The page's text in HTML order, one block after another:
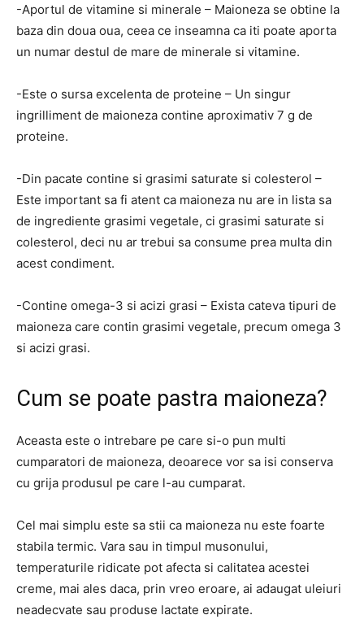
-Aportul de vitamine si minerale – Maioneza se obtine la
baza din doua oua, ceea ce inseamna ca iti poate aporta
un numar destul de mare de minerale si vitamine.
-Este o sursa excelenta de proteine – Un singur
ingrilliment de maioneza contine aproximativ 7 g de
proteine.
-Din pacate contine si grasimi saturate si colesterol –
Este important sa fi atent ca maioneza nu are in lista sa
de ingrediente grasimi vegetale, ci grasimi saturate si
colesterol, deci nu ar trebui sa consume prea multa din
acest condiment.
-Contine omega-3 si acizi grasi – Exista cateva tipuri de
maioneza care contin grasimi vegetale, precum omega 3
si acizi grasi.
Cum se poate pastra maioneza?
Aceasta este o intrebare pe care si-o pun multi
cumparatori de maioneza, deoarece vor sa isi conserva
cu grija produsul pe care l-au cumparat.
Cel mai simplu este sa stii ca maioneza nu este foarte
stabila termic. Vara sau in timpul musonului,
temperaturile ridicate pot afecta si calitatea acestei
creme, mai ales daca, prin vreo eroare, ai adaugat uleiuri
neadecvate sau produse lactate expirate.